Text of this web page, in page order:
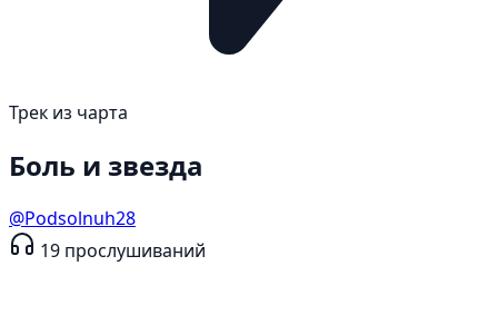
Трек из чарта
Боль и звезда
@Podsolnuh28
19 прослушиваний